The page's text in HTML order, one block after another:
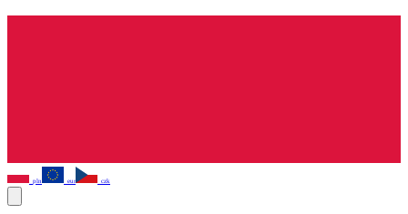
pln eur czk